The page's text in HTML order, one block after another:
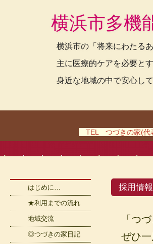
横浜市多機
横浜市の「将来にわたる
主に医療的ケアを必要と
身近な地域の中で安心し
TEL つづきの家(
採用情報
「つ
ぜひ
はじめに…
★利用までの流れ
地域交流
◎つづきの家日記